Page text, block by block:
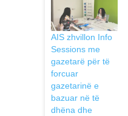
AIS zhvillon Info
Sessions me
gazetarë për të
forcuar
gazetarinë e
bazuar në të
dhëna dhe